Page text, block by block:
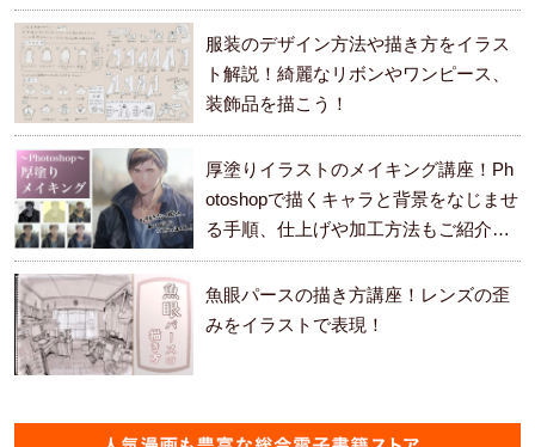
服装のデザイン方法や描き方をイラス
ト解説！綺麗なリボンやワンピース、
装飾品を描こう！
厚塗りイラストのメイキング講座！Ph
otoshopで描くキャラと背景をなじませ
る手順、仕上げや加工方法もご紹介し
ます。
魚眼パースの描き方講座！レンズの歪
みをイラストで表現！